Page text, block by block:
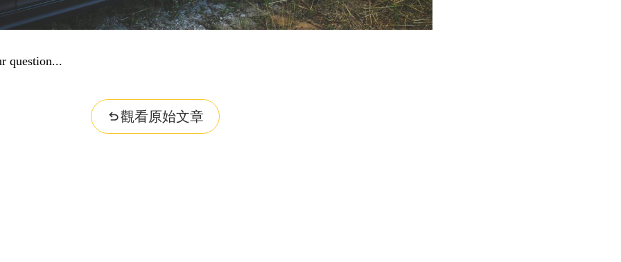
question...
觀看原始文章